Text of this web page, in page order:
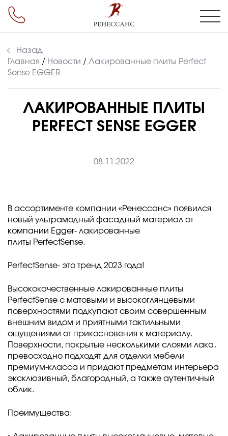
Назад
Главная / Новости / Лакированные плиты Perfect
Sense EGGER
ЛАКИРОВАННЫЕ ПЛИТЫ
PERFECT SENSE EGGER
08.11.2022
В ассортименте компании «Ренессанс» появился
новый ультрамодный фасадный материал от
компании Egger- лакированные
плиты PerfectSense.
PerfectSense- это тренд 2023 года!
Высококачественные лакированные плиты
PerfectSense с матовыми и высокоглянцевыми
поверхностями подкупают своим совершенным
внешним видом и приятными тактильными
ощущениями от прикосновения к материалу.
Поверхности, покрытые несколькими слоями лака,
превосходно подходят для отделки мебели
премиум-класса и придают предметам интерьера
эксклюзивный, благородный, а также аутентичный
облик.
Преимущества: